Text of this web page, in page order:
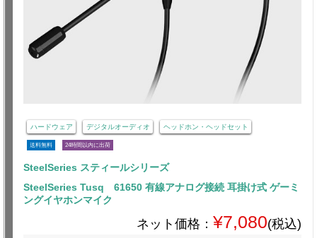
ハードウェア デジタルオーディオ ヘッドホン・ヘッドセット
送料無料 24時間以内に出荷
SteelSeries スティールシリーズ
SteelSeries Tusq 61650 有線アナログ接続 耳掛け式 ゲーミ
ングイヤホンマイク
ネット価格： ¥7,080(税込)